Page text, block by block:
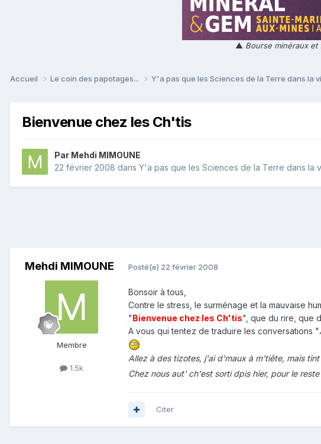
▲ Bourse minéraux
Accueil Le coin des papotages... Y'a pas que les Sciences de la Terre dans la
Bienvenue chez les Ch'tis
Par Mehdi MIMOUNE
22 février 2008 dans Y'a pas que les Sciences de la Terre dans la
Mehdi MIMOUNE
Membre
1.5k
Posté(e) 22 février 2008
Bonsoir à tous,
Contre le stress, le surménage et la mauvaise
"Bienvenue chez les Ch'tis", que du rire, que
A vous qui tentez de traduire les conversations "
Allez à des tizotes, j'ai d'maux à m'tiête, mais
Chez nous aut' ch'est sorti dpis hier, pour le
Citer